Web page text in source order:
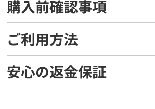
購入前確認事項
ご利用方法
安心の返金保証